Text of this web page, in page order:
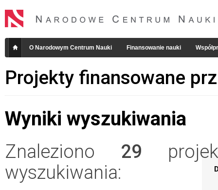
O Narodowym Centrum Nauki Finansowanie nauki
Projekty finansowane
Wyniki wyszukiwania
Znaleziono 29
wyszukiwania: